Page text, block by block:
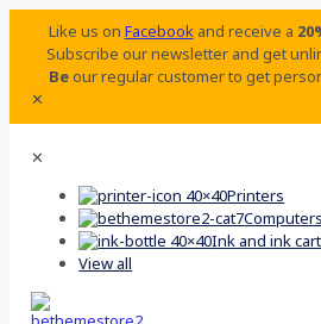
Like us onFacebookand receive a
Subscribe our newsletter and get
Beour regular customer to get
✕
✕
Printers
Ink and ink
View all